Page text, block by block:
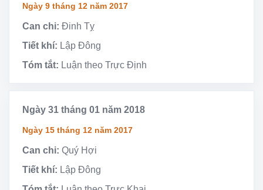
Ngày 9 tháng 12 năm 2017
Can chi: Đinh Tỵ
Tiết khí: Lập Đông
Tóm tắt: Luận theo Trực Định
Ngày 31 tháng 01 năm 2018
Ngày 15 tháng 12 năm 2017
Can chi: Quý Hợi
Tiết khí: Lập Đông